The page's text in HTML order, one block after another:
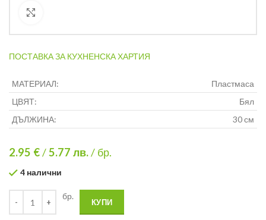
ПОСТАВКА ЗА КУХНЕНСКА ХАРТИЯ
МАТЕРИАЛ:
Пластмаса
ЦВЯТ:
Бял
ДЪЛЖИНА:
30 см
2.95 €/5.77 лв./ бр.
4 налични
бр.
КУПИ